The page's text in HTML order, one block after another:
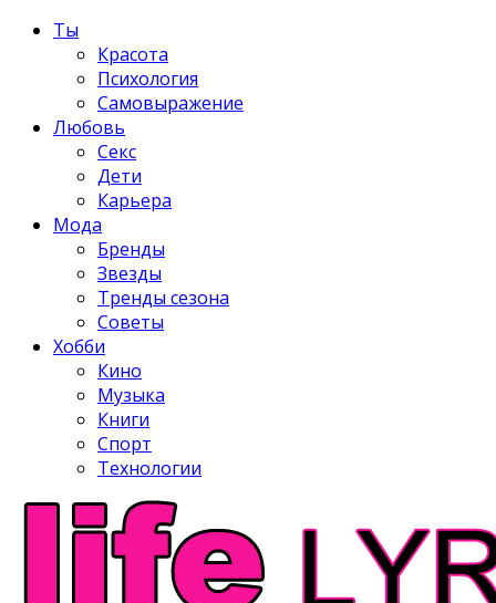
Ты
Красота
Психология
Самовыражение
Любовь
Секс
Дети
Карьера
Мода
Бренды
Звезды
Тренды сезона
Советы
Хобби
Кино
Музыка
Книги
Спорт
Технологии